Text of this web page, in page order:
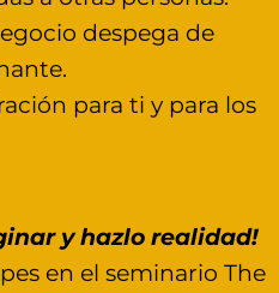
despega de
para ti y para los
y hazlo realidad!
en el seminario The